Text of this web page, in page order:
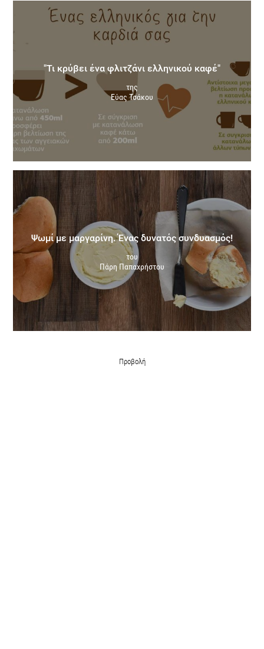
"Τι κρύβει ένα φλιτζάνι ελληνικού καφέ"
της
Εύας Τσάκου
Ψωμί με μαργαρίνη. Ένας δυνατός συνδυασμός!
του
Πάρη Παπαχρήστου
Προβολή